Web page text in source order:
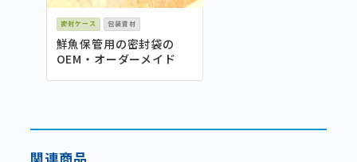
密封ケース 包装資材
鮮魚保管用の密封袋の
OEM・オーダーメイド
関連商品